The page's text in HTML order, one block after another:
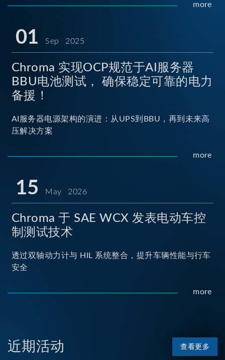
Power HIL 建立OBC (Onboard Charger) 与 DC/DC转
马达待测物重现车辆行驶时的负载工况...
more
01 Sep 2025
Chroma 实现OCP规范于AI服务器
BBU电池测试， 确保稳定可靠的电力
备援！
AI服务器电源架构的演进：从UPS到BBU，再到未来高
压解决方案
more
15 May 2026
Chroma 于 SAE WCX 发表电动车控
制测试技术
透过双轴动力计与 HIL 系统整合，提升车辆性能与行车
安全
more
近期活动 查看更多